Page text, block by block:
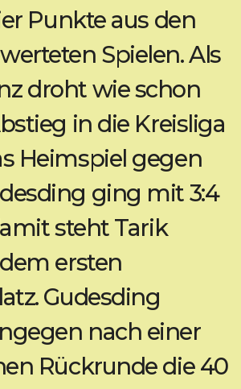
Punkte aus den
Spielen. Als
droht wie schon
in die Kreisliga
Heimspiel gegen
ging mit 3:4
steht Tarik
ersten
Gudesding
nach einer
Rückrunde die 40